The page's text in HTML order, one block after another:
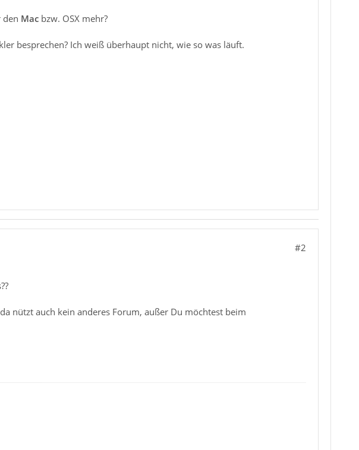
den Macbzw. OSX mehr?
besprechen? Ich weiß überhaupt nicht, wie so was läuft.
#2
nützt auch kein anderes Forum, außer Du möchtest beim